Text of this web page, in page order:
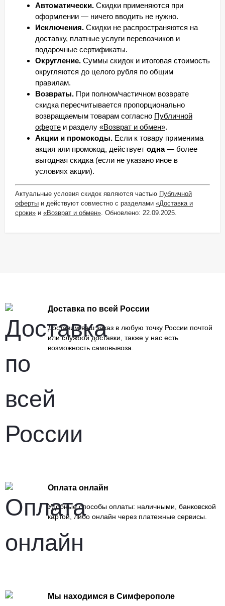
Автоматически. Скидки применяются при
оформлении — ничего вводить не нужно.
Исключения. Скидки не распространяются на
доставку, платные услуги перевозчиков и
подарочные сертификаты.
Округление. Суммы скидок и итоговая стоимость
округляются до целого рубля по общим
правилам.
Возвраты. При полном/частичном возврате
скидка пересчитывается пропорционально
возвращаемым товарам согласно Публичной
оферте и разделу «Возврат и обмен».
Акции и промокоды. Если к товару применима
акция или промокод, действует одна— более
выгодная скидка (если не указано иное в
условиях акции).
Актуальные условия скидок являются частью Публичной
оферты и действуют совместно с разделами «Доставка и
сроки» и «Возврат и обмен». Обновлено: 22.09.2025.
Доставка по всей России
Доставим ваш заказ в любую точку России почтой
или службой доставки, также у нас есть
возможность самовывоза.
Оплата онлайн
Удобные способы оплаты: наличными, банковской
картой, либо онлайн через платежные сервисы.
Мы находимся в Симферополе